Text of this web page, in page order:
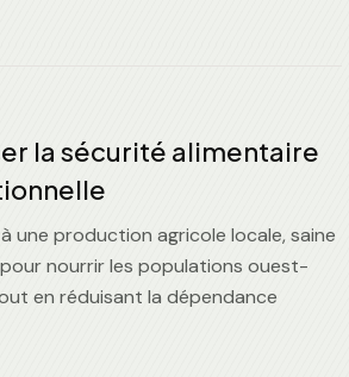
la sécurité alimentaire
une production agricole locale, saine
nourrir les populations ouest-
en réduisant la dépendance